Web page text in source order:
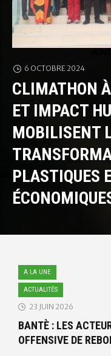
6 OCTOBRE 2024
CLIMATHON
ET IMPACT
MOBILISENT
PLASTIQUES
A LA UNE
ACTUALITÉS
23 JUIN 2026
BANTÈ : LES
OFFENSIVE DE